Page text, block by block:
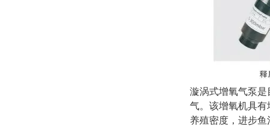
漩涡式增氧气泵是
气。该增氧机具
养殖密度，进步